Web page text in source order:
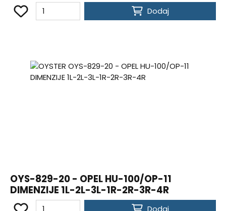
Dodaj
OYS-829-20 - OPEL HU-100/OP-11
DIMENZIJE 1L-2L-3L-1R-2R-3R-4R
Dodaj